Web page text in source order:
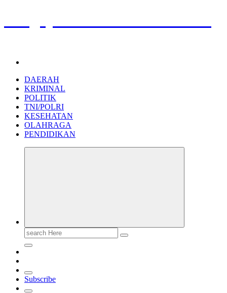
DAERAH
KRIMINAL
POLITIK
TNI/POLRI
KESEHATAN
OLAHRAGA
PENDIDIKAN
Search
for:
Subscribe